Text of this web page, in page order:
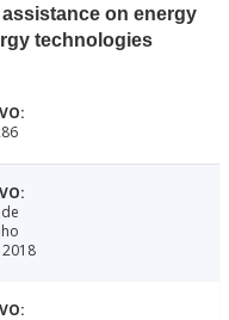
on energy
technologies